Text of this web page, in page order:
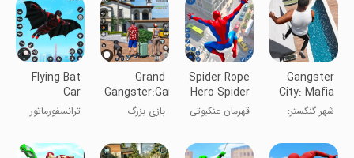
Gangster
City: Mafia
Crime
شهر گنگستر:
Spider Rope
Hero Spider
Games
قهرمان عنکبوتی
Grand
Gangster:Game
Theft City
بازی بزرگ
از شهر
Flying Bat
Car
Transform
Robot
ترانسفورماتور
خفاش پرنده